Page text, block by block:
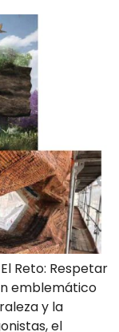
Reto: Respetar
emblemático
y la
el